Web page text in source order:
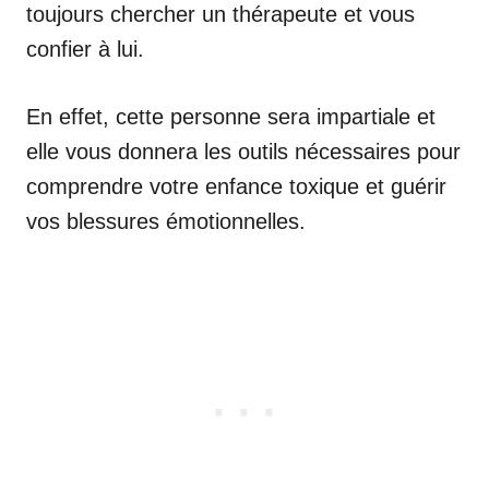
toujours chercher un thérapeute et vous
confier à lui.
En effet, cette personne sera impartiale et
elle vous donnera les outils nécessaires pour
comprendre votre enfance toxique et guérir
vos blessures émotionnelles.